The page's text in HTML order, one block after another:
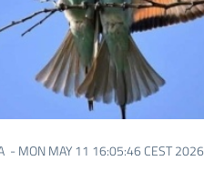
- MON MAY 11 16:05:46 CEST 2026